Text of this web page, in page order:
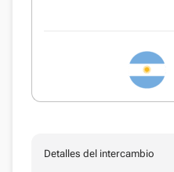
Detalles del intercambio